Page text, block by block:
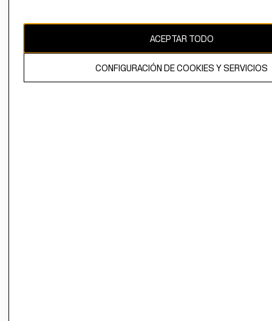
El contenido de esta página web está protegido por copyright y es
propiedad de H&M Hennes & Mauritz AB.
ACEPTAR TODO
CONFIGURACIÓN DE COOKIES Y SERVICIOS